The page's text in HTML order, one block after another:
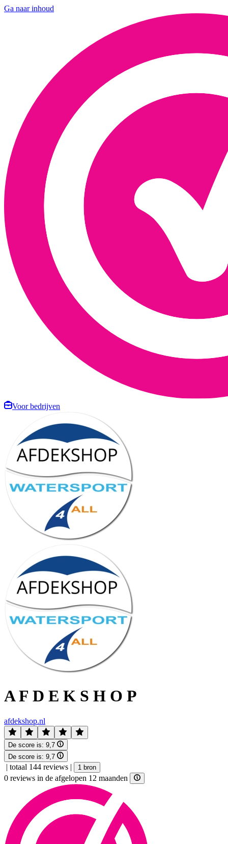
Ga naar inhoud
Voor bedrijven
A F D E K S H O P
afdekshop.nl
De score is: 9,7
De score is: 9,7
| totaal 144 reviews | 1 bron
0 reviews in de afgelopen 12 maanden